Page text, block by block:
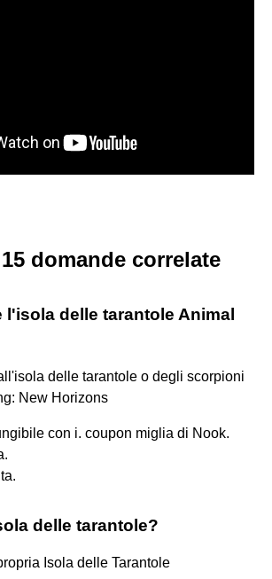
domande correlate
l'isola delle tarantole Animal
delle tarantole o degli scorpioni
New Horizons
con i. coupon miglia di Nook.
delle tarantole?
Isola delle Tarantole